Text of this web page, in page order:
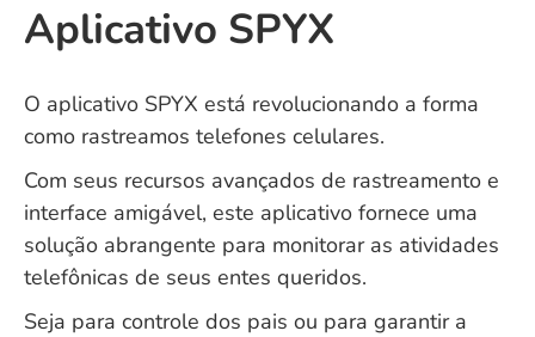
Aplicativo SPYX
O aplicativo SPYX está revolucionando a forma
como rastreamos telefones celulares.
Com seus recursos avançados de rastreamento e
interface amigável, este aplicativo fornece uma
solução abrangente para monitorar as atividades
telefônicas de seus entes queridos.
Seja para controle dos pais ou para garantir a